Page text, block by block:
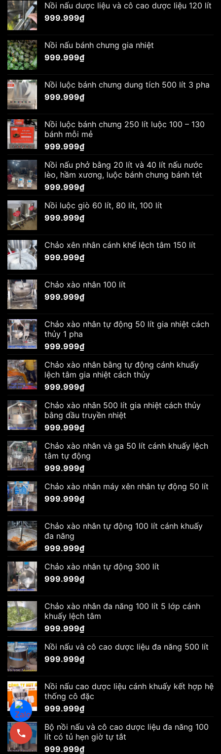
Nồi nấu dược liệu và cô cao dược liệu 120 lít
999.999₫
Nồi nấu bánh chưng gia nhiệt
999.999₫
Nồi luộc bánh chưng dung tích 500 lít 3 pha
999.999₫
Nồi luộc bánh chưng 250 lít luộc 100 – 130
bánh mỗi mẻ
999.999₫
Nồi nấu phở bằng 20 lít và 40 lít nấu nước
lèo, hầm xương, luộc bánh chưng bánh tét
999.999₫
Nồi luộc giò 60 lít, 80 lít, 100 lít
999.999₫
Chảo xên nhân cánh khế lệch tâm 150 lít
999.999₫
Chảo xào nhân 100 lít
999.999₫
Chảo xào nhân tự động 50 lít gia nhiệt cách
thủy 1 pha
999.999₫
Chảo xào nhân bằng tự động cánh khuấy
lệch tâm gia nhiệt cách thủy
999.999₫
Chảo xào nhân 500 lít gia nhiệt cách thủy
bằng dầu truyền nhiệt
999.999₫
Chảo xào nhân và ga 50 lít cánh khuấy lệch
tâm tự động
999.999₫
Chảo xào nhân máy xên nhân tự động 50 lít
999.999₫
Chảo xào nhân tự động 100 lít cánh khuấy
đa năng
999.999₫
Chảo xào nhân tự động 300 lít
999.999₫
Chảo xào nhân đa năng 100 lít 5 lớp cánh
khuấy lệch tâm
999.999₫
Nồi nấu và cô cao dược liệu đa năng 500 lít
999.999₫
Nồi nấu cao dược liệu cánh khuấy kết hợp hệ
thống cô đặc
999.999₫
Bộ nồi nấu và cô cao dược liệu đa năng 100
lít có tủ hẹn giờ tự tắt
999.999₫